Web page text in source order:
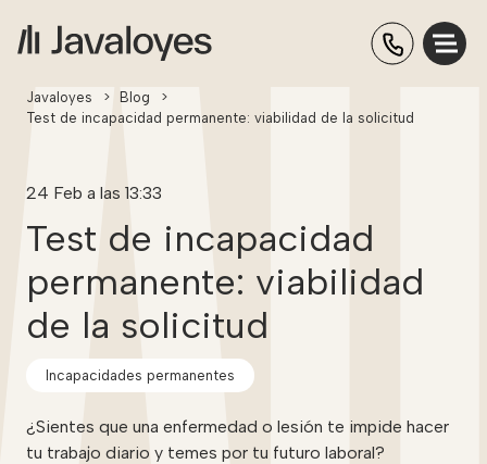
Javaloyes > Blog
>
Test de incapacidad permanente: viabilidad de la solicitud
24 Feb a las 13:33
Test de incapacidad
permanente: viabilidad
de la solicitud
Incapacidades permanentes
¿Sientes que una enfermedad o lesión te impide hacer
tu trabajo diario y temes por tu futuro laboral?